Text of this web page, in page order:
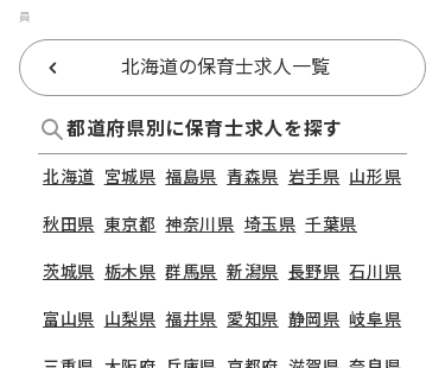
員
北海道の保育士求人一覧
都道府県別に保育士求人を探す
北海道 宮城県 福島県 青森県 岩手県 山形県
秋田県 東京都 神奈川県 埼玉県 千葉県
茨城県 栃木県 群馬県 新潟県 長野県 石川県
富山県 山梨県 福井県 愛知県 静岡県 岐阜県